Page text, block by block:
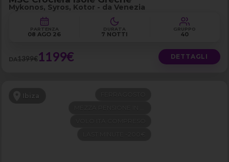
Mykonos, Syros, Kotor - da Venezia
PARTENZA
08 AGO 26
DURATA
7 NOTTI
GRUPPO
40
DA1399€1199€ DETTAGLI
Ibiza